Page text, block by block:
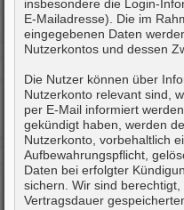
insbesondere die Login-
E-Mailadresse). Die im
eingegebenen Daten
Nutzerkontos und dessen
Die Nutzer können über
Nutzerkonto relevant sind,
per E-Mail informiert
gekündigt haben, werden
Nutzerkonto, vorbehaltlich
Aufbewahrungspflicht,
Daten bei erfolgter
sichern. Wir sind
Vertragsdauer